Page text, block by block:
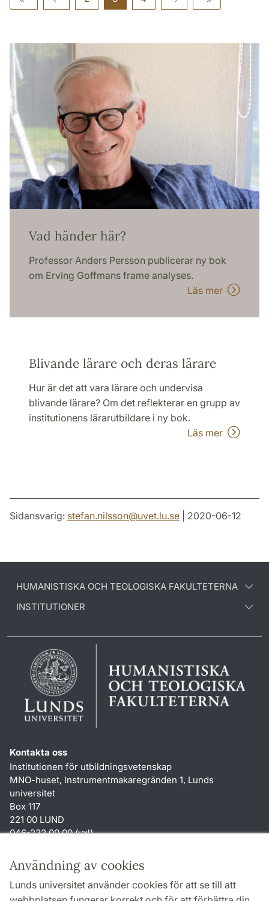
Användning av cookies
Lunds universitet använder cookies för att se till att
Vad händer här?
Professor Anders Persson publicerar ny bok
om Erving Goffmans frame analyses.
Läs mer
Blivande lärare och deras lärare
Hur är det att vara lärare och undervisa
blivande lärare? Om det reflekterar en grupp av
institutionens lärarutbildare i ny bok.
Läs mer
Sidansvarig: stefan.nilsson@uvet.lu.se | 2020-06-12
HUMANISTISKA OCH TEOLOGISKA FAKULTETERNA
INSTITUTIONER
Kontakta oss
Institutionen för utbildningsvetenskap
MNO-huset, Instrumentmakaregränden 1, Lunds
universitet
Box 117
221 00 LUND
046-222 00 00 (vxl)
Om webbplatsen och cookies